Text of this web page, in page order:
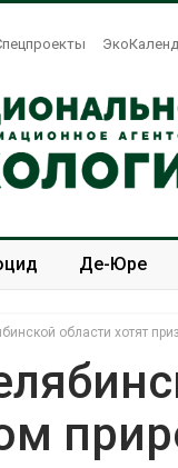
Де-Юре
области хотят